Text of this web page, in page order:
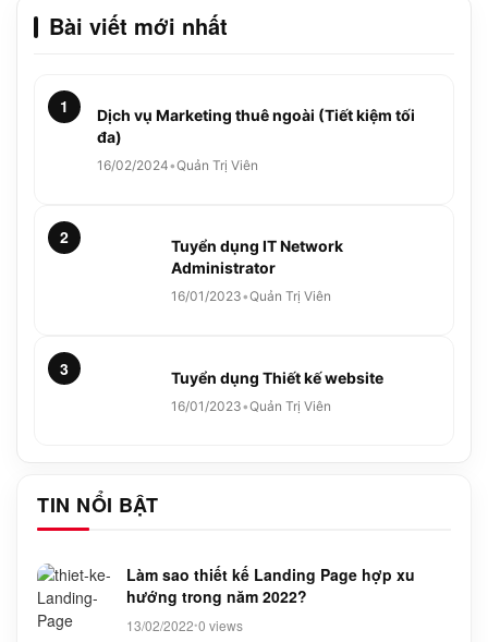
Bài viết mới nhất
1
Dịch vụ Marketing thuê ngoài (Tiết kiệm tối
đa)
16/02/2024•Quản Trị Viên
2
Tuyển dụng IT Network
Administrator
16/01/2023•Quản Trị Viên
3 Tuyển dụng Thiết kế website
16/01/2023•Quản Trị Viên
TIN NỔI BẬT
Làm sao thiết kế Landing Page hợp xu
hướng trong năm 2022?
13/02/2022•0 views